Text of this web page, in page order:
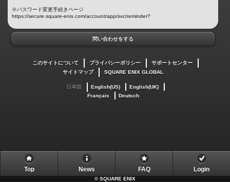
※パスワード変更手続きページ
https://secure.square-enix.com/account/app/svc/reminder?
問い合わせをする
このサイトについて プライバシーポリシー
サポートセンター
サイトマップ
SQUARE ENIX GLOBAL
日本語 English(US)
English(UK)
Français
Deutsch
Top News FAQ Login
©SQUARE ENIX